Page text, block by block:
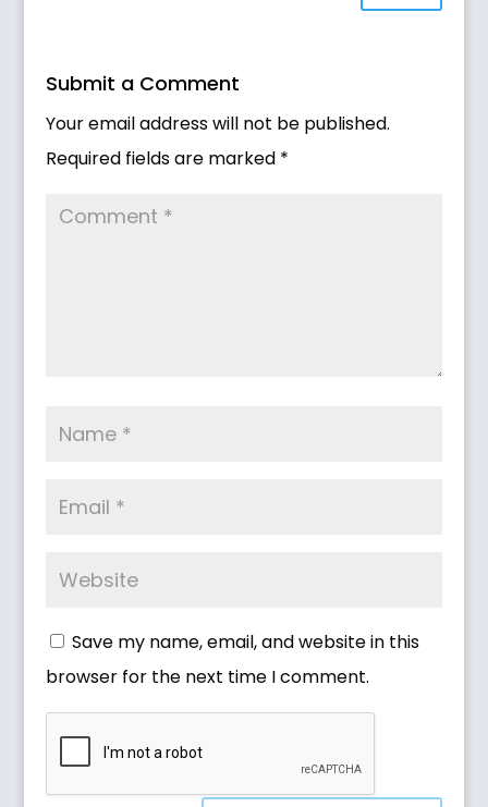
Submit a Comment
Your email address will not be published.
Required fields are marked *
Save my name, email, and website in this
browser for the next time I comment.